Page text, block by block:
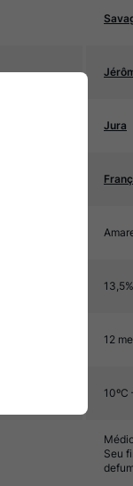
Jura
13,5%
12
10ºC
Seu